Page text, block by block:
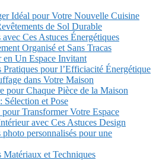
Idéal pour Votre Nouvelle Cuisine
de Sol Durable
Ces Astuces Énergétiques
Organisé et Sans Tracas
en Un Espace Invitant
pour l’Efficiacité Énergétique
dans Votre Maison
pour Chaque Pièce de la Maison
Sélection et Pose
Transformer Votre Espace
avec Ces Astuces Design
personnalisés pour une
et Techniques